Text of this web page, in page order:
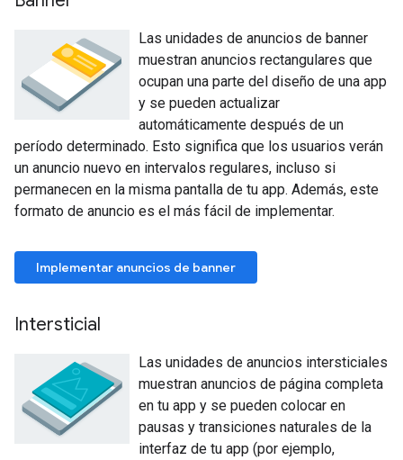
Las unidades de anuncios de banner
muestran anuncios rectangulares que
ocupan una parte del diseño de una app
y se pueden actualizar
automáticamente después de un
período determinado. Esto significa que los usuarios verán
un anuncio nuevo en intervalos regulares, incluso si
permanecen en la misma pantalla de tu app. Además, este
formato de anuncio es el más fácil de implementar.
Implementar anuncios de banner
Intersticial
Las unidades de anuncios intersticiales
muestran anuncios de página completa
en tu app y se pueden colocar en
pausas y transiciones naturales de la
interfaz de tu app (por ejemplo,